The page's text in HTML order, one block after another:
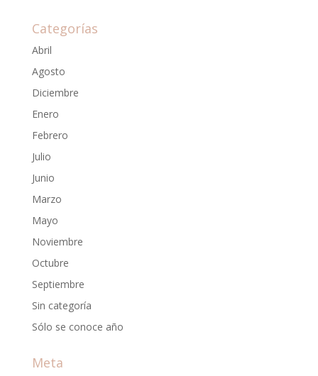
Categorías
Abril
Agosto
Diciembre
Enero
Febrero
Julio
Junio
Marzo
Mayo
Noviembre
Octubre
Septiembre
Sin categoría
Sólo se conoce año
Meta